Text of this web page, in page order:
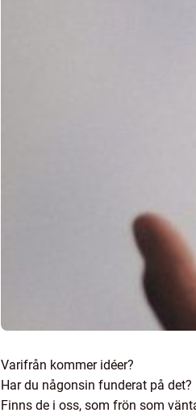
Varifrån kommer idéer?
Har du någonsin funderat på det?
Finns de i oss, som frön som